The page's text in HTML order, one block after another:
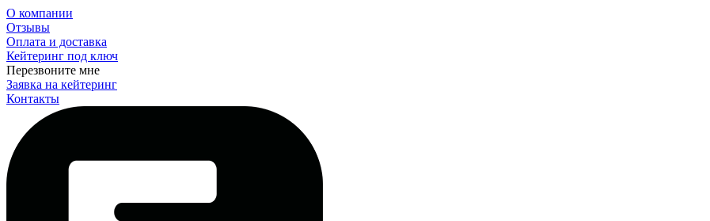
О компании
Отзывы
Оплата и доставка
Кейтеринг под ключ
Перезвоните мне
Заявка на кейтеринг
Контакты